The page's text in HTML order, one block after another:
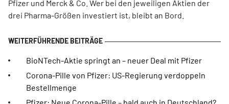
Pfizer und Merck & Co. Wer bei den jeweiligen Aktien der
drei Pharma-Größen investiert ist, bleibt an Bord.
BioNTech-Aktie springt an – neuer Deal mit Pfizer
Corona-Pille von Pfizer: US-Regierung verdoppeln
Bestellmenge